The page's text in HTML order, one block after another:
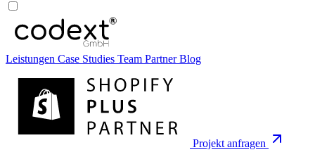
Leistungen Case Studies Team PartnerBlog
Projekt anfragen